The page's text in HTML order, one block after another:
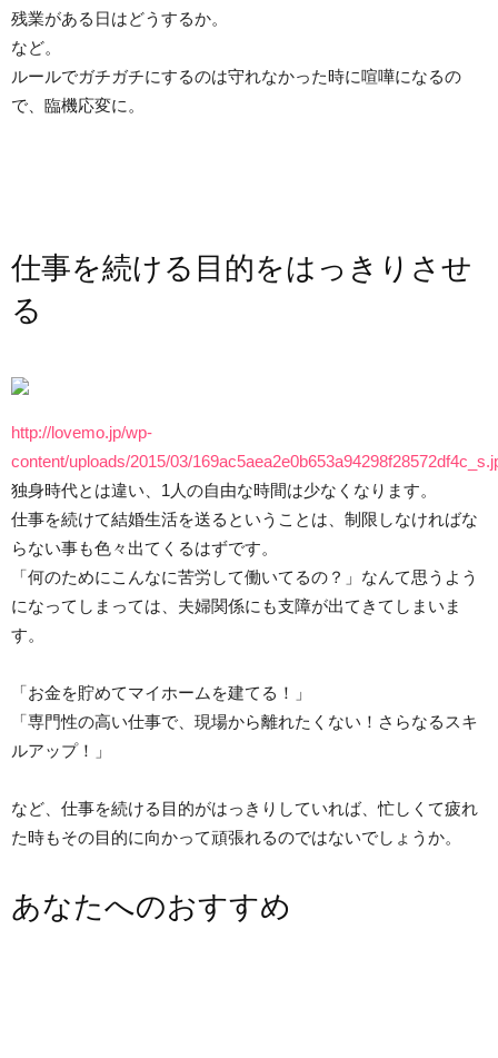
残業がある日はどうするか。
など。
ルールでガチガチにするのは守れなかった時に喧嘩になるの
で、臨機応変に。
仕事を続ける目的をはっきりさせ
る
http://lovemo.jp/wp-
content/uploads/2015/03/
独身時代とは違い、1人の自由な時間は少なくなります。
仕事を続けて結婚生活を送るということは、制限しなければな
らない事も色々出てくるはずです。
「何のためにこんなに苦労して働いてるの？」なんて思うよう
になってしまっては、夫婦関係にも支障が出てきてしまいま
す。
「お金を貯めてマイホームを建てる！」
「専門性の高い仕事で、現場から離れたくない！さらなるスキ
ルアップ！」
など、仕事を続ける目的がはっきりしていれば、忙しくて疲れ
た時もその目的に向かって頑張れるのではないでしょうか。
あなたへのおすすめ